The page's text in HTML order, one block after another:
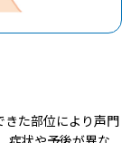
きた部位により声門